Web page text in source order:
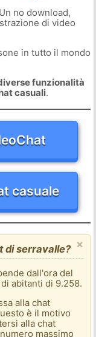
no download,
di video
in tutto il mondo
funzionalità
casuali.
casuale
×
di serravalle?
dall'ora del
abitanti di 9.258.
alla chat
è il motivo
alla chat
massimo